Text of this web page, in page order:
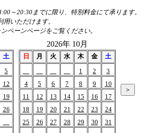
～20:30までに限り、特別料金にて承ります。
いただけます。
ペーンページをご覧ください。
土
5
12
19
26
2026年 10月
日 月 火 水 木 金
土
1
2
3
4
5 6 7 8 9
10
11
12 13 14 15 16
17
18
19 20 21 22 23
24
25
26 27 28 29 30 31